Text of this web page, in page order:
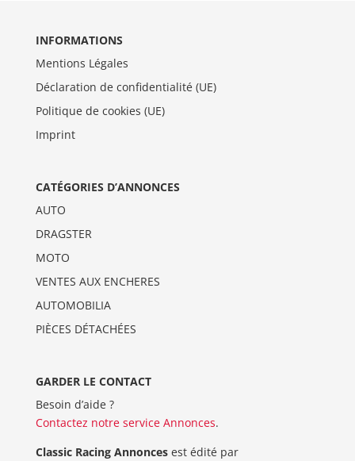
INFORMATIONS
Mentions Légales
Déclaration de confidentialité (UE)
Politique de cookies (UE)
Imprint
CATÉGORIES D’ANNONCES
AUTO
DRAGSTER
MOTO
VENTES AUX ENCHERES
AUTOMOBILIA
PIÈCES DÉTACHÉES
GARDER LE CONTACT
Besoin d’aide ?
Contactez notre service Annonces.
Classic Racing Annoncesest édité par